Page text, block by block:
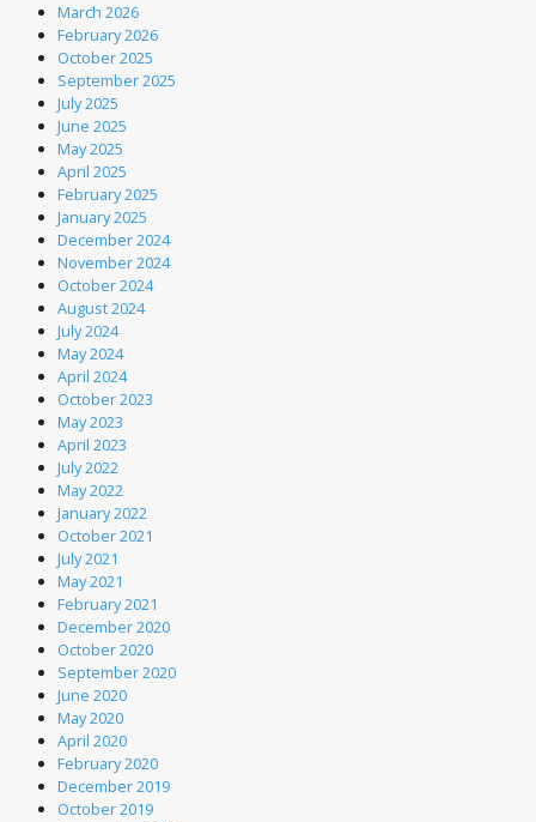
March 2026
February 2026
October 2025
September 2025
July 2025
June 2025
May 2025
April 2025
February 2025
January 2025
December 2024
November 2024
October 2024
August 2024
July 2024
May 2024
April 2024
October 2023
May 2023
April 2023
July 2022
May 2022
January 2022
October 2021
July 2021
May 2021
February 2021
December 2020
October 2020
September 2020
June 2020
May 2020
April 2020
February 2020
December 2019
October 2019